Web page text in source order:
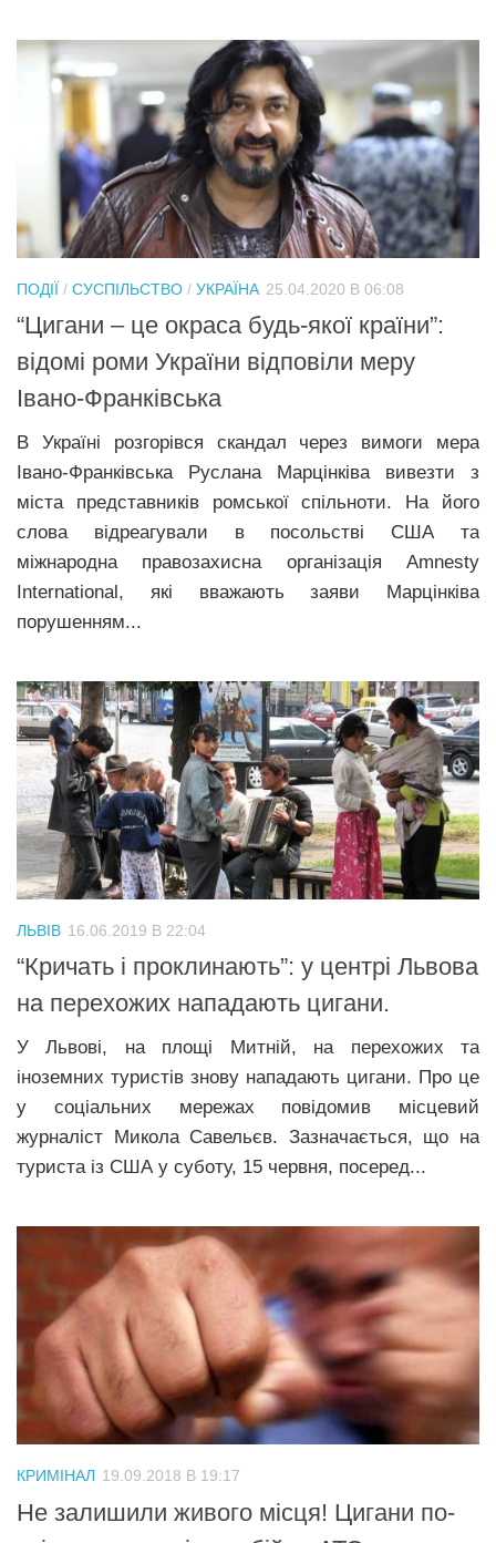
ПОДІЇ / СУСПІЛЬСТВО / УКРАЇНА 25.04.2020 В 06:08
“Цигани – це окраса будь-якої країни”:
відомі роми України відповіли меру
Івано-Франківська
В Україні розгорівся скандал через вимоги мера
Івано-Франківська Руслана Марцінківа вивезти з
міста представників ромської спільноти. На його
слова відреагували в посольстві США та
міжнародна правозахисна організація Amnesty
International, які вважають заяви Марцінківа
порушенням...
ЛЬВІВ 16.06.2019 В 22:04
“Кричать і проклинають”: у центрі Львова
на перехожих нападають цигани.
У Львові, на площі Митній, на перехожих та
іноземних туристів знову нападають цигани. Про це
у соціальних мережах повідомив місцевий
журналіст Микола Савельєв. Зазначається, що на
туриста із США у суботу, 15 червня, посеред...
КРИМІНАЛ 19.09.2018 В 19:17
Не залишили живого місця! Цигани по-